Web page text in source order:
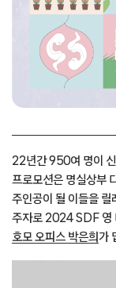
22년간 950여 명이
프로모션은 명실상부
주인공이 될 이들을 릴
주자로 2024 SDF 영
호모 오피스 박은희가